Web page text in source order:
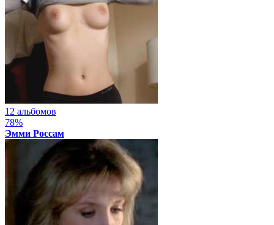
12 альбомов
78%
Эмми Россам